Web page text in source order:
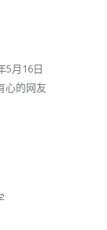
5月16日
心的网友